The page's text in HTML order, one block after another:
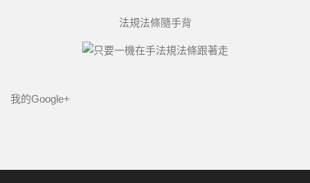
法規法條隨手背
我的Google+